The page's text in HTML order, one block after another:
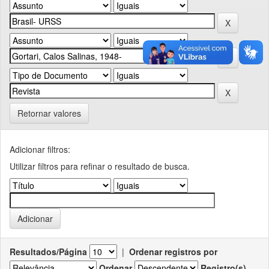
Retornar valores
Adicionar filtros:
Utilizar filtros para refinar o resultado de busca.
Resultados/Página | Ordenar registros por